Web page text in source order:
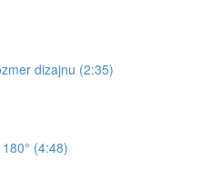
dizajnu (2:35)
(4:48)